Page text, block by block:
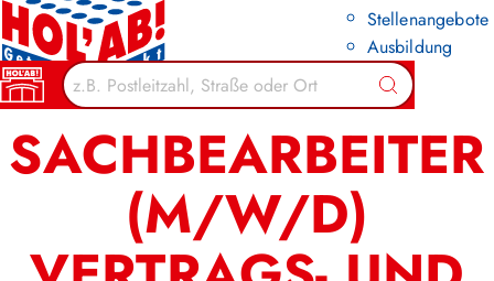
Stellenangebote
Ausbildung
Suchen
Zurück zur Übersicht
SACHBEARBEITER
(M/W/D)